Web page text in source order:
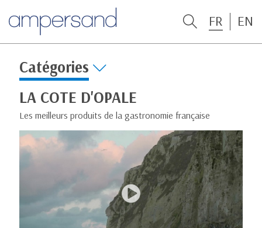
FR EN
Catégories
LA COTE D'OPALE
Les meilleurs produits de la gastronomie française